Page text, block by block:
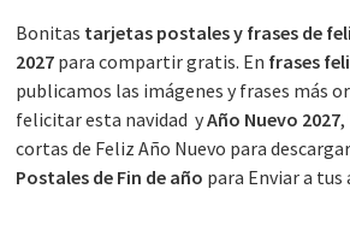
principal
Bonitas tarjetas postales y frases de
2027 para compartir gratis. En frases
publicamos las imágenes y frases más
felicitar esta navidad yAño Nuevo 2027,
cortas de Feliz Año Nuevo para
Postales de Fin de año para Enviar a tus